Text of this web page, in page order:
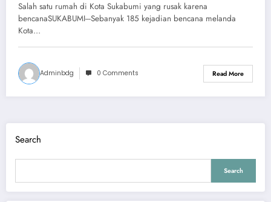
Salah satu rumah di Kota Sukabumi yang rusak karena
bencanaSUKABUMI---Sebanyak 185 kejadian bencana melanda
Kota…
Adminbdg 0 Comments Read More
Search
Search